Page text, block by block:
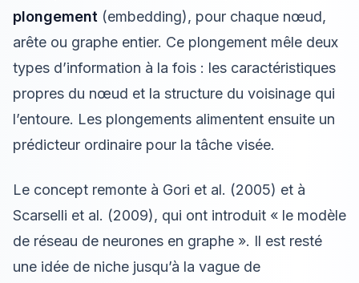
plongement (embedding), pour chaque nœud,
arête ou graphe entier. Ce plongement mêle deux
types d’information à la fois : les caractéristiques
propres du nœud et la structure du voisinage qui
l’entoure. Les plongements alimentent ensuite un
prédicteur ordinaire pour la tâche visée.
Le concept remonte à Gori et al. (2005) et à
Scarselli et al. (2009), qui ont introduit « le modèle
de réseau de neurones en graphe ». Il est resté
une idée de niche jusqu’à la vague de